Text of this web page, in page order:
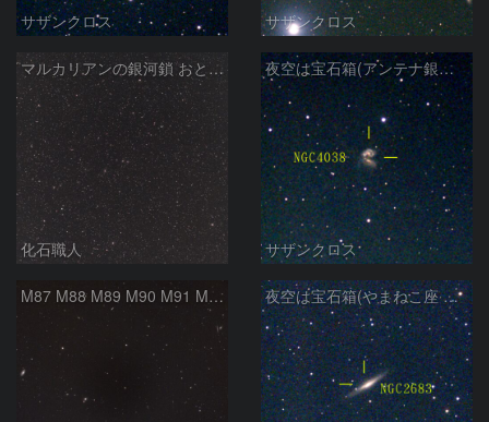
サザンクロス サザンクロス
マルカリアンの銀河鎖 おとめ座・ かみのけ座の銀河
化石職人
夜空は宝石箱(アンテナ銀河 NGC4038) Seestar50
サザンクロス
M87 M88 M89 M90 M91 M100 マルカリアンの銀河鎖 おとめ座 かみのけ座 夜空は宝石箱(やまねこ座 NGC2683) Seestar50